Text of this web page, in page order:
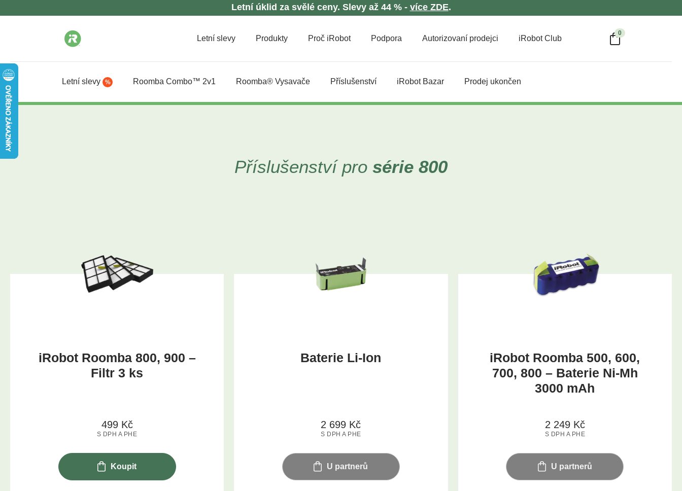
Letní úklid za svělé ceny. Slevy až 44 % - více ZDE.
Letní slevy Produkty Proč iRobot Podpora Autorizovaní prodejci iRobot Club
0
Letní slevy % Roomba Combo™ 2v1 Roomba® Vysavače Příslušenství iRobot Bazar Prodej ukončen
Příslušenství pro série 800
iRobot Roomba 800, 900 –
Filtr 3 ks
499 Kč
S DPH A PHE
Koupit
Baterie Li-Ion
2 699 Kč
S DPH A PHE
U partnerů
iRobot Roomba 500, 600,
700, 800 – Baterie Ni-Mh
3000 mAh
2 249 Kč
S DPH A PHE
U partnerů